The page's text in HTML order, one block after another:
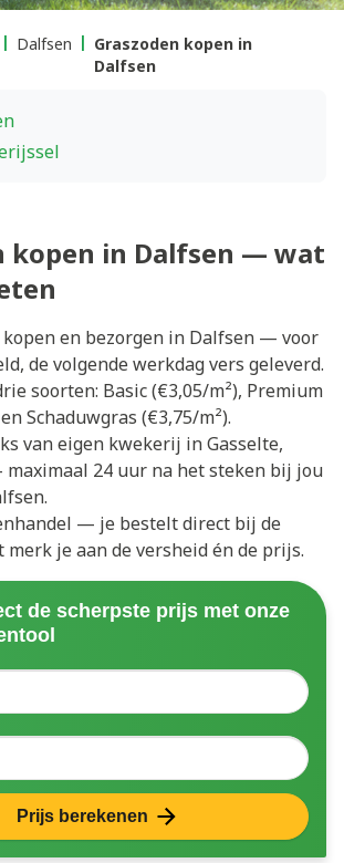
Dalfsen
Graszoden kopen in
Dalfsen
kopen in Dalfsen — wat
kopen en bezorgen in Dalfsen — voor
de volgende werkdag vers geleverd.
soorten: Basic (€3,05/m²), Premium
Schaduwgras (€3,75/m²).
van eigen kwekerij in Gasselte,
24 uur na het steken bij jou
— je bestelt direct bij de
merk je aan de versheid én de prijs.
de scherpste prijs met onze
meter
Prijs berekenen